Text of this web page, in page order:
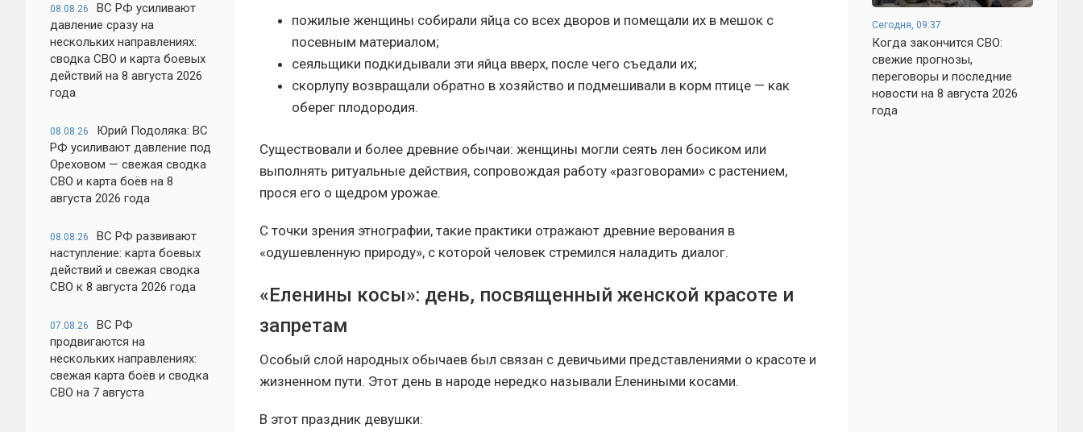
08.08.26
ВС РФ усиливают
давление сразу на
нескольких направлениях:
сводка СВО и карта боевых
действий на 8 августа 2026
года
08.08.26
Юрий Подоляка: ВС
РФ усиливают давление под
Ореховом — свежая сводка
СВО и карта боёв на 8
августа 2026 года
08.08.26
ВС РФ развивают
наступление: карта боевых
действий и свежая сводка
СВО к 8 августа 2026 года
07.08.26
ВС РФ
продвигаются на
нескольких направлениях:
свежая карта боёв и сводка
СВО на 7 августа
пожилые женщины собирали яйца со всех дворов и помещали их в мешок с
посевным материалом;
сеяльщики подкидывали эти яйца вверх, после чего съедали их;
скорлупу возвращали обратно в хозяйство и подмешивали в корм птице — как
оберег плодородия.
Существовали и более древние обычаи: женщины могли сеять лен босиком или
выполнять ритуальные действия, сопровождая работу «разговорами» с растением,
прося его о щедром урожае.
С точки зрения этнографии, такие практики отражают древние верования в
«одушевленную природу», с которой человек стремился наладить диалог.
«Еленины косы»: день, посвященный женской красоте и
запретам
Особый слой народных обычаев был связан с девичьими представлениями о красоте и
жизненном пути. Этот день в народе нередко называли Елениными косами.
В этот праздник девушки:
Сегодня, 09:37
Когда закончится СВО:
свежие прогнозы,
переговоры и последние
новости на 8 августа 2026
года